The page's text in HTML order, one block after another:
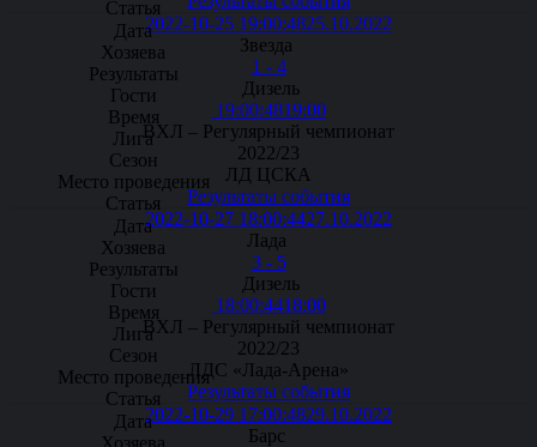
2022-10-25 19:00:4825.10.2022
Звезда
1 - 4
Дизель
19:00:4819:00
ВХЛ – Регулярный чемпионат
2022/23
ЛД ЦСКА
Результаты события
2022-10-27 18:00:4427.10.2022
Лада
3 - 5
Дизель
18:00:4418:00
ВХЛ – Регулярный чемпионат
2022/23
ЛДС «Лада-Арена»
Результаты события
2022-10-29 17:00:4829.10.2022
Барс